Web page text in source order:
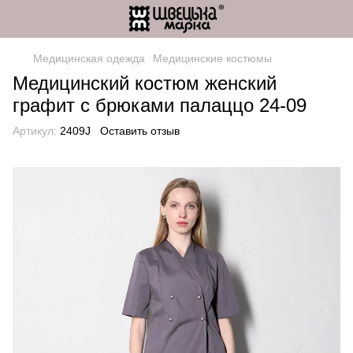
Медицинская одежда Медицинские костюмы
Медицинский костюм женский
графит с брюками палаццо 24-09
Артикул: 2409J Оставить отзыв